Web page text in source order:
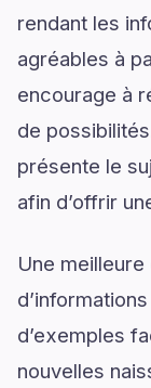
rendant les
agréables à
encourage à
de
présente le
afin d’offrir
Une
d’exemples
nouvelles